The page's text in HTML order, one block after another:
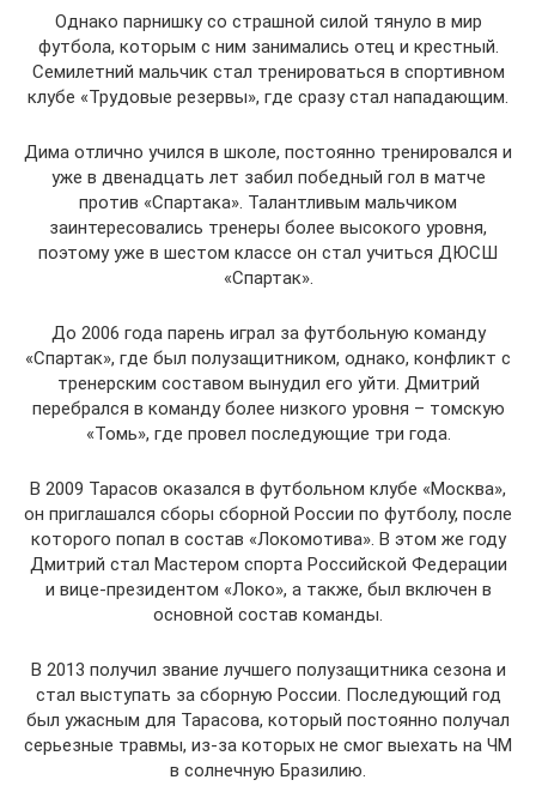
Однако парнишку со страшной силой тянуло в мир
футбола, которым с ним занимались отец и крестный.
Семилетний мальчик стал тренироваться в спортивном
клубе «Трудовые резервы», где сразу стал нападающим.
Дима отлично учился в школе, постоянно тренировался и
уже в двенадцать лет забил победный гол в матче
против «Спартака». Талантливым мальчиком
заинтересовались тренеры более высокого уровня,
поэтому уже в шестом классе он стал учиться ДЮСШ
«Спартак».
До 2006 года парень играл за футбольную команду
«Спартак», где был полузащитником, однако, конфликт с
тренерским составом вынудил его уйти. Дмитрий
перебрался в команду более низкого уровня – томскую
«Томь», где провел последующие три года.
В 2009 Тарасов оказался в футбольном клубе «Москва»,
он приглашался сборы сборной России по футболу, после
которого попал в состав «Локомотива». В этом же году
Дмитрий стал Мастером спорта Российской Федерации
и вице-президентом «Локо», а также, был включен в
основной состав команды.
В 2013 получил звание лучшего полузащитника сезона и
стал выступать за сборную России. Последующий год
был ужасным для Тарасова, который постоянно получал
серьезные травмы, из-за которых не смог выехать на ЧМ
в солнечную Бразилию.